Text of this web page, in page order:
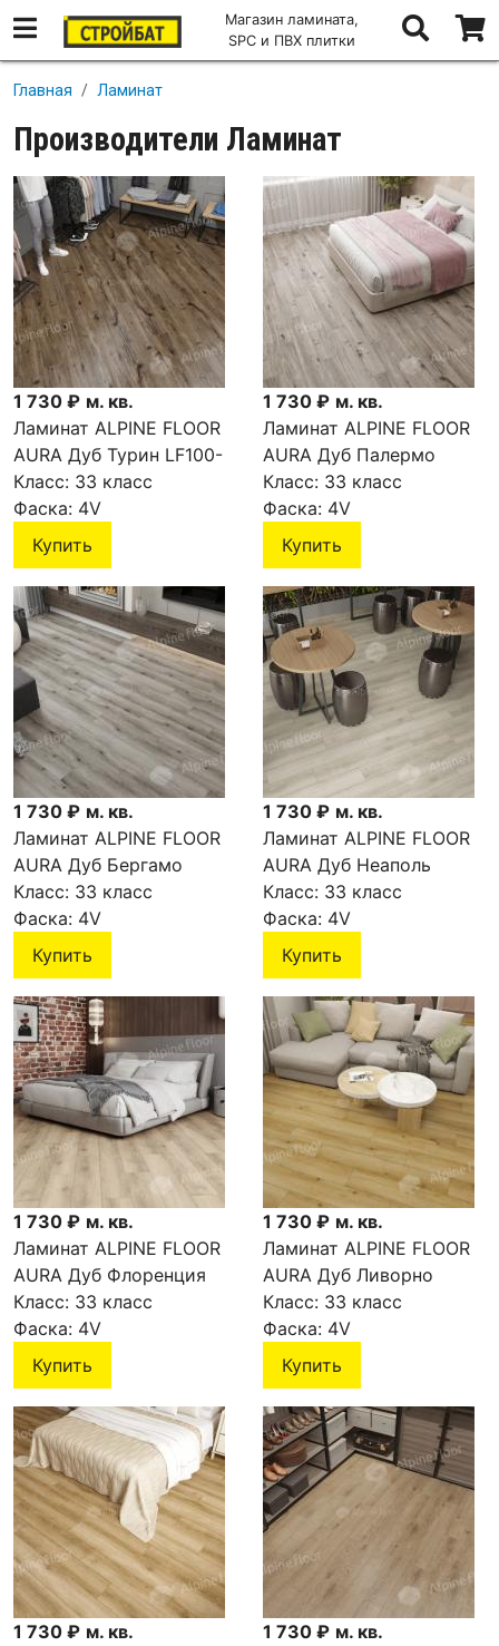
Магазин ламината,
SPC и ПВХ плитки
Главная Ламинат
Производители Ламинат
1 730 ₽ м. кв.
Ламинат ALPINE FLOOR
AURA Дуб Турин LF100-
11
Класс: 33 класс
Фаска: 4V
Купить
1 730 ₽ м. кв.
Ламинат ALPINE FLOOR
AURA Дуб Палермо
LF100-10
Класс: 33 класс
Фаска: 4V
Купить
1 730 ₽ м. кв.
Ламинат ALPINE FLOOR
AURA Дуб Бергамо
LF100-09
Класс: 33 класс
Фаска: 4V
Купить
1 730 ₽ м. кв.
Ламинат ALPINE FLOOR
AURA Дуб Неаполь
LF100-08
Класс: 33 класс
Фаска: 4V
Купить
1 730 ₽ м. кв.
Ламинат ALPINE FLOOR
AURA Дуб Флоренция
LF100-07
Класс: 33 класс
Фаска: 4V
Купить
1 730 ₽ м. кв.
Ламинат ALPINE FLOOR
AURA Дуб Ливорно
LF100-06
Класс: 33 класс
Фаска: 4V
Купить
1 730 ₽ м. кв.
1 730 ₽ м. кв.